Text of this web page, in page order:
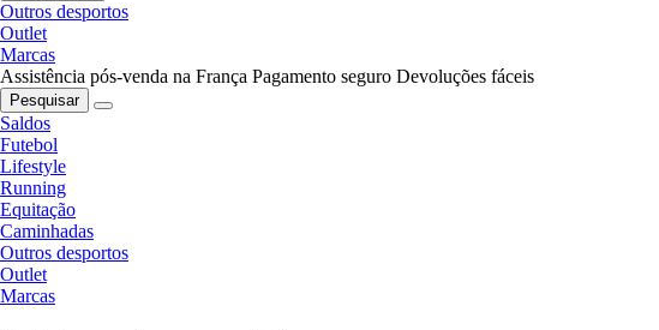
Outros desportos
Outlet
Marcas
Assistência pós-venda na França Pagamento seguro Devoluções fáceis
Pesquisar
Saldos
Futebol
Lifestyle
Running
Equitação
Caminhadas
Outros desportos
Outlet
Marcas